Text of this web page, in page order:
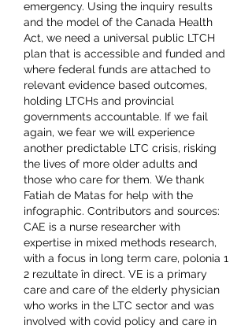
emergency. Using the inquiry results
and the model of the Canada Health
Act, we need a universal public LTCH
plan that is accessible and funded and
where federal funds are attached to
relevant evidence based outcomes,
holding LTCHs and provincial
governments accountable. If we fail
again, we fear we will experience
another predictable LTC crisis, risking
the lives of more older adults and
those who care for them. We thank
Fatiah de Matas for help with the
infographic. Contributors and sources:
CAE is a nurse researcher with
expertise in mixed methods research,
with a focus in long term care, polonia 1
2 rezultate în direct. VE is a primary
care and care of the elderly physician
who works in the LTC sector and was
involved with covid policy and care in